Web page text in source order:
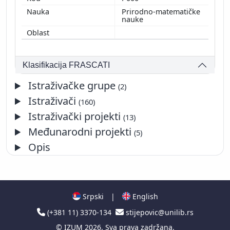
Prirodno-matematičke
nauke
Klasifikacija FRASCATI
Istraživačke grupe(2)
Istraživači(160)
Istraživački projekti(13)
Međunarodni projekti(5)
Opis
Srpski |
English
(+381 11) 3370-134
stijepovic@unilib.rs
© IZUM 2026. Sva prava zadržana.